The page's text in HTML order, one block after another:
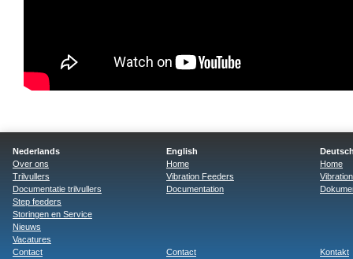
Nederlands
Over ons
Trilvullers
Documentatie trilvullers
Step feeders
Storingen en Service
Nieuws
Vacatures
Contact
English
Home
Vibration Feeders
Documentation
Contact
Home
Kontakt